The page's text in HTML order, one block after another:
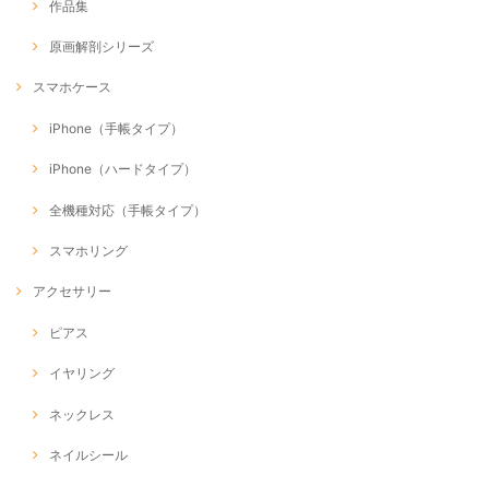
作品集
原画解剖シリーズ
スマホケース
iPhone（手帳タイプ）
iPhone（ハードタイプ）
全機種対応（手帳タイプ）
スマホリング
アクセサリー
ピアス
イヤリング
ネックレス
ネイルシール